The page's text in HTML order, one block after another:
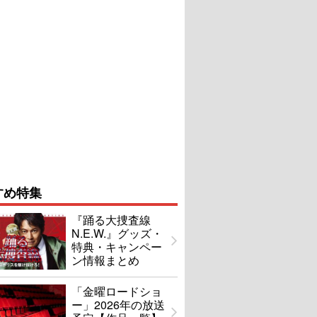
特集
『踊る大捜査線
N.E.W.』グッズ・
特典・キャンペー
ン情報まとめ
「金曜ロードショ
ー」2026年の放送